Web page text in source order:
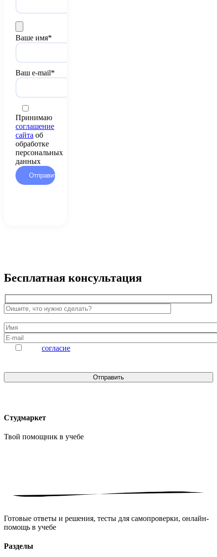
Ваше имя*
Ваш e-mail*
Принимаю
соглашение
сайта об
обработке
персональных
данных
Бесплатная консультация
согласие
Студмаркет
Твой помощник в учебе
Готовые ответы и решения, тесты для самопроверки, онлайн-
помощь в учебе
Разделы